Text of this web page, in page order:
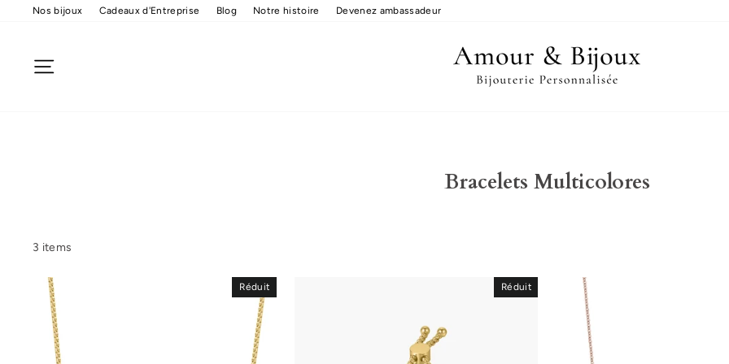
PasserNos bijoux Cadeaux d'Entreprise Blog Notre histoire Devenez ambassadeur
Bracelets Multicolores
3 items
Réduit Réduit